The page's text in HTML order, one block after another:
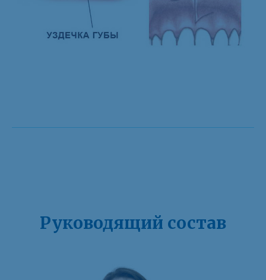
Руководящий состав